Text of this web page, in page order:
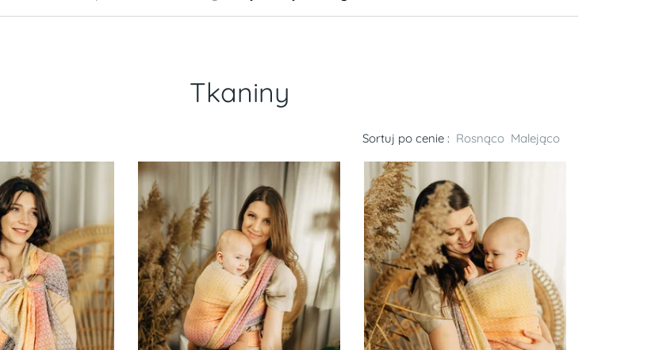
Tkaniny
Sortuj po cenie : Rosnąco Malejąco